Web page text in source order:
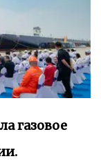
газовое